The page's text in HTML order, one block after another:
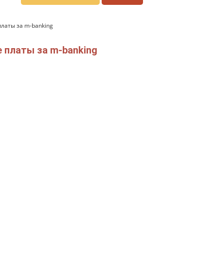
за m-banking
платы за m-banking